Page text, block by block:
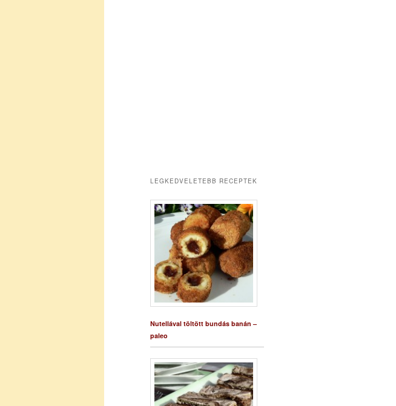
LEGKEDVELETEBB RECEPTEK
Nutellával töltött bundás banán –
paleo